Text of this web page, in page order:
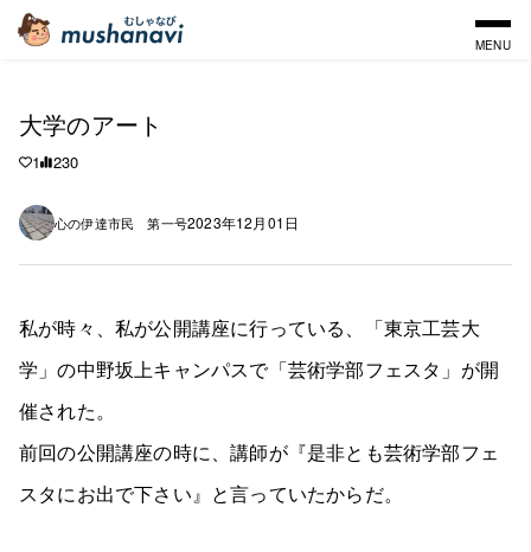
MENU
大学のアート
1 230
心の伊達市民 第一号2023年12月01日
私が時々、私が公開講座に行っている、「東京工芸大
学」の中野坂上キャンパスで「芸術学部フェスタ」が開
催された。
前回の公開講座の時に、講師が『是非とも芸術学部フェ
スタにお出で下さい』と言っていたからだ。